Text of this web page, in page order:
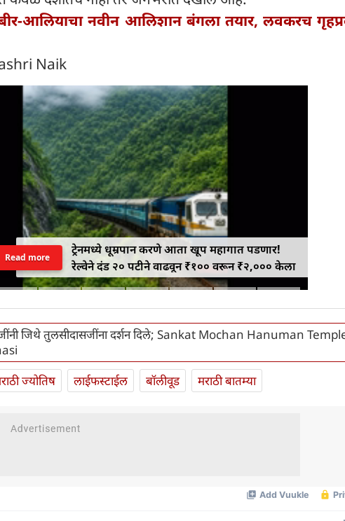
आलियाचा नवीन आलिशान बंगला तयार, लवकरच
Naik
ट्रेनमध्ये धूम्रपान करणे आता खूप महागात पडणार!
रेल्वेने दंड २० पटीने वाढवून ₹१०० वरून ₹२,००० केला
Read more
जिथे तुलसीदासजींना दर्शन दिले; Sankat Mochan Hanuman
ज्योतिष लाईफस्टाईल बॉलीवूड मराठी बातम्या